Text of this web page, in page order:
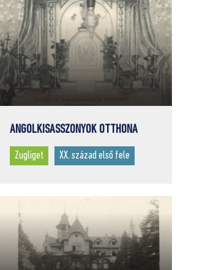
ANGOLKISASSZONYOK OTTHONA
Zugliget XX. század első fele